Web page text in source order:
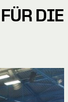
DIE